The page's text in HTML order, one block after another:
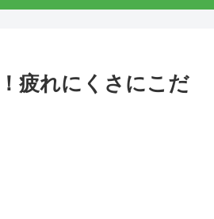
疲れにくさにこだ